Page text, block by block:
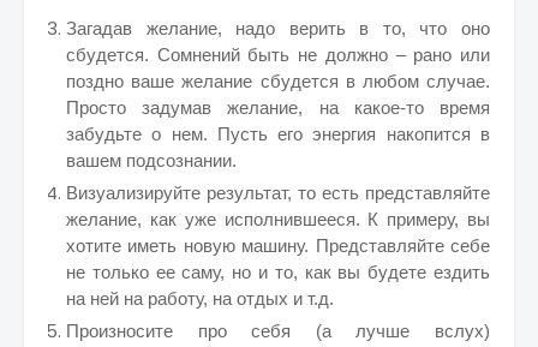
Загадав желание, надо верить в то, что оно
сбудется. Сомнений быть не должно – рано или
поздно ваше желание сбудется в любом случае.
Просто задумав желание, на какое-то время
забудьте о нем. Пусть его энергия накопится в
вашем подсознании.
Визуализируйте результат, то есть представляйте
желание, как уже исполнившееся. К примеру, вы
хотите иметь новую машину. Представляйте себе
не только ее саму, но и то, как вы будете ездить
на ней на работу, на отдых и т.д.
Произносите про себя (а лучше вслух)